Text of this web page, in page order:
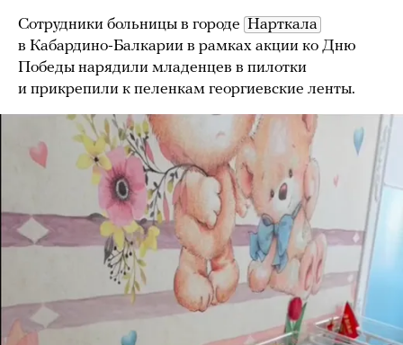
Сотрудники больницы в городе Нарткала
в Кабардино-Балкарии в рамках акции ко Дню
Победы нарядили младенцев в пилотки
и прикрепили к пеленкам георгиевские ленты.